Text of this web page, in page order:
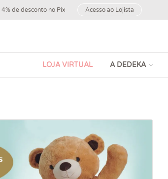
4% de desconto no Pix Acesso ao Lojista
A DEDEKA
LOJA VIRTUAL